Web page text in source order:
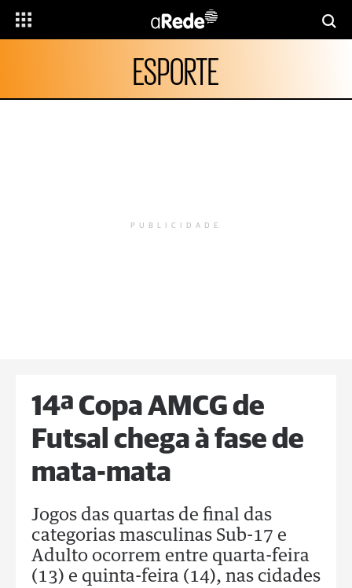
ESPORTE
PUBLICIDADE
14ª Copa AMCG de
Futsal chega à fase de
mata-mata
Jogos das quartas de final das
categorias masculinas Sub-17 e
Adulto ocorrem entre quarta-feira
(13) e quinta-feira (14), nas cidades